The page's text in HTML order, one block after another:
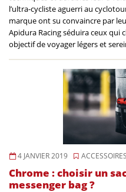
l’ultra-cycliste aguerri au
marque ont su convaincre par
Apidura Racing séduira ceux
objectif de voyager légers et
4 JANVIER 2019
Chrome : choisir un
messenger bag ?